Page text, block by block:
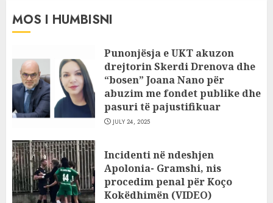
MOS I HUMBISNI
Punonjësja e UKT akuzon
drejtorin Skerdi Drenova dhe
“bosen” Joana Nano për
abuzim me fondet publike dhe
pasuri të pajustifikuar
JULY 24, 2025
Incidenti në ndeshjen
Apolonia- Gramshi, nis
procedim penal për Koço
Kokëdhimën (VIDEO)